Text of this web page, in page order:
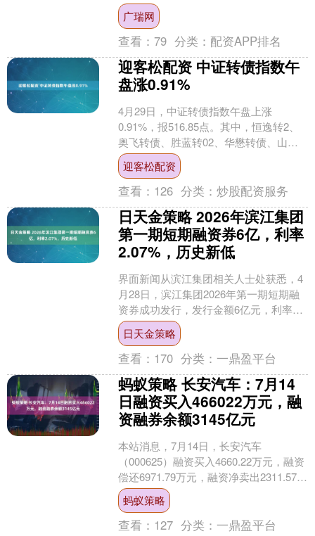
广瑞网
查看：79 分类： 配资APP排名
迎客松配资 中证转债指数午
盘涨0.91%
4月29日，中证转债指数午盘上涨
0.91%，报516.85点。其中，恒逸转2、
奥飞转债、胜蓝转02、华懋转债、山玻
转债涨幅居前，分别涨10.38%、
9.86%、....
迎客松配资
查看： 126 分类：炒股配资服务
日天金策略 2026年滨江集团
第一期短期融资券6亿，利率
2.07%，历史新低
界面新闻从滨江集团相关人士处获悉，4
月28日，滨江集团2026年第一期短期融
资券成功发行，发行金额6亿元，利率
2.07%，创下历史新低，与国央企水平相
仿，全场倍....
日天金策略
查看： 170 分类： 一鼎盈平台
蚂蚁策略 长安汽车：7月14
日融资买入466022万元，融
资融券余额3145亿元
本站消息，7月14日，长安汽车
（000625）融资买入4660.22万元，融资
偿还6971.79万元，融资净卖出2311.57万
元，融资余额31.32亿元。 融....
蚂蚁策略
查看： 127 分类： 一鼎盈平台